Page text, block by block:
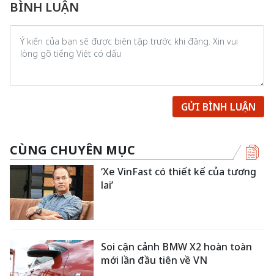
BÌNH LUẬN
GỬI BÌNH LUẬN
CÙNG CHUYÊN MỤC
‘Xe VinFast có thiết kế của tương
lai’
Soi cận cảnh BMW X2 hoàn toàn
mới lần đầu tiên về VN